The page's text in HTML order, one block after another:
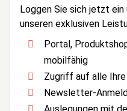
Loggen Sie sich jetzt
unseren exklusiven
Portal,
mobilfähig
Zugriff auf alle
Newsletter-